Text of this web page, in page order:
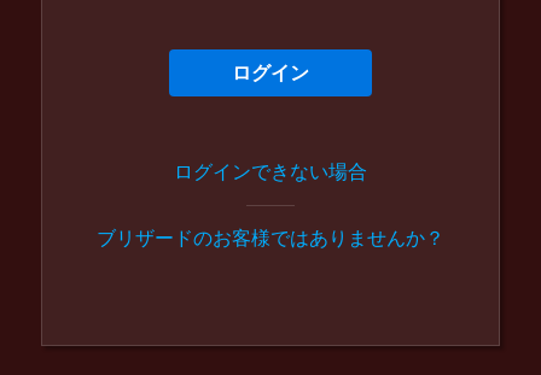
ログイン
ログインできない場合
ブリザードのお客様ではありませんか？